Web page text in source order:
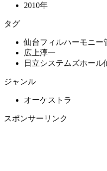
2010年
タグ
仙台フィルハーモニー
広上淳一
日立システムズホール
ジャンル
オーケストラ
スポンサーリンク